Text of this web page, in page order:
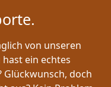
von unseren
ein echtes
doch